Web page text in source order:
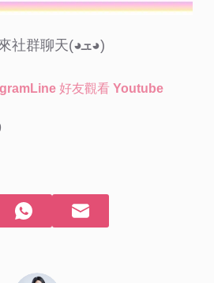
一起來社群聊天(◕ܫ◕)
Line 好友觀看 Youtube